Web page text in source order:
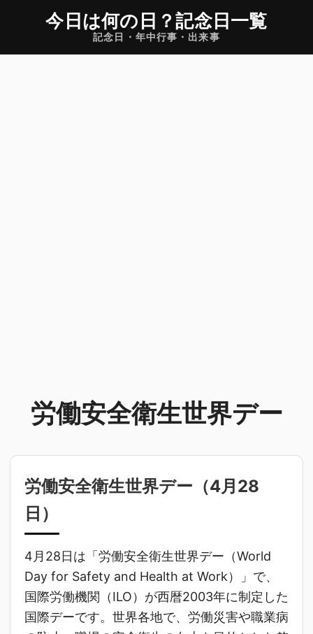
今日は何の日 ？記念日一覧
記念日・年中行事・出来事
労働安全衛生世界デー
労働安全衛生世界デー（4月28
日 ）
4月28日は「労働安全衛生世界デー（World
Day for Safety and Health at Work）」で、
国際労働機関（ILO）が西暦2003年に制定した
国際デーです。世界各地で、労働災害や職業病